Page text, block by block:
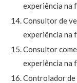
experiência na
Consultor de
experiência na
Consultor
experiência na
Controlador de